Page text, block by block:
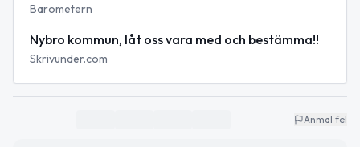
Barometern
Nybro kommun, låt oss vara med och bestämma!!
Skrivunder.com
Anmäl fel